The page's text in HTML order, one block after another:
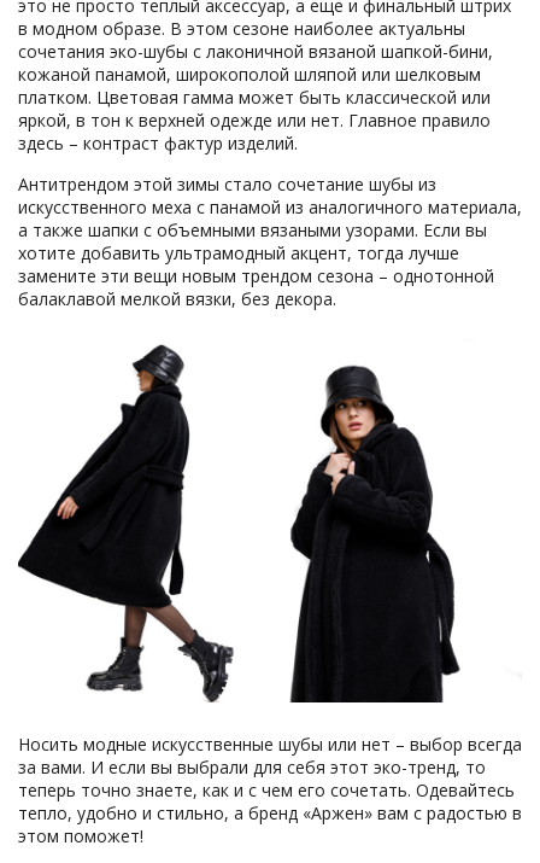
это не просто теплый аксессуар, а еще и финальный штрих
в модном образе. В этом сезоне наиболее актуальны
сочетания эко-шубы с лаконичной вязаной шапкой-бини,
кожаной панамой, широкополой шляпой или шелковым
платком. Цветовая гамма может быть классической или
яркой, в тон к верхней одежде или нет. Главное правило
здесь – контраст фактур изделий.
Антитрендом этой зимы стало сочетание шубы из
искусственного меха с панамой из аналогичного материала,
а также шапки с объемными вязаными узорами. Если вы
хотите добавить ультрамодный акцент, тогда лучше
замените эти вещи новым трендом сезона – однотонной
балаклавой мелкой вязки, без декора.
Носить модные искусственные шубы или нет – выбор всегда
за вами. И если вы выбрали для себя этот эко-тренд, то
теперь точно знаете, как и с чем его сочетать. Одевайтесь
тепло, удобно и стильно, а бренд «Аржен» вам с радостью в
этом поможет!